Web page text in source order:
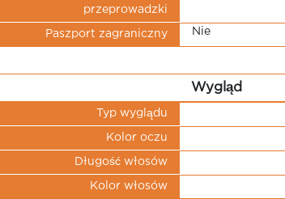
przeprowadzki
Paszport zagraniczny Nie
Wygląd
Typ wyglądu
Kolor oczu
Długość włosów
Kolor włosów